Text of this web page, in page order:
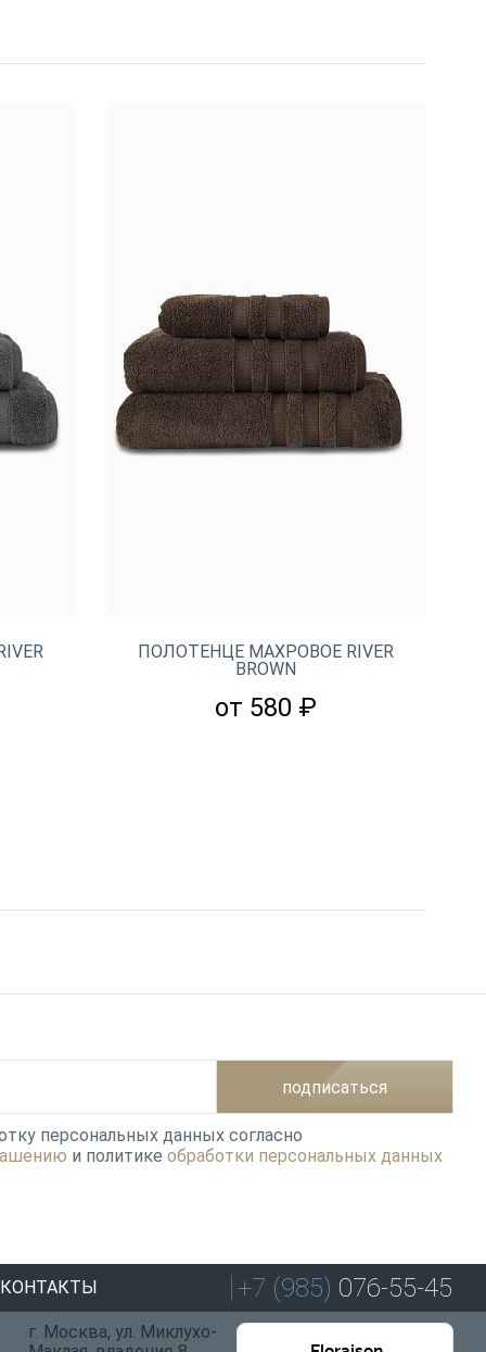
ПОЛОТЕНЦЕ МАХРОВОЕ RIVER
BROWN
от 580 ₽
подписаться
персональных данных согласно
и политике обработки персональных данных
КОНТАКТЫ +7 (985) 076-55-45
г. Москва, ул. Миклухо-